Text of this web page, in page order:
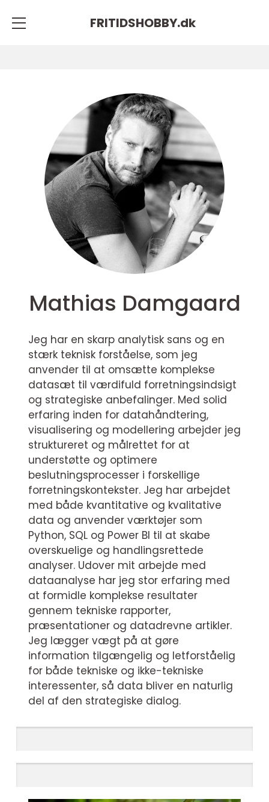
FRITIDSHOBBY.dk
Mathias Damgaard
Jeg har en skarp analytisk sans og en
stærk teknisk forståelse, som jeg
anvender til at omsætte komplekse
datasæt til værdifuld forretningsindsigt
og strategiske anbefalinger. Med solid
erfaring inden for datahåndtering,
visualisering og modellering arbejder jeg
struktureret og målrettet for at
understøtte og optimere
beslutningsprocesser i forskellige
forretningskontekster. Jeg har arbejdet
med både kvantitative og kvalitative
data og anvender værktøjer som
Python, SQL og Power BI til at skabe
overskuelige og handlingsrettede
analyser. Udover mit arbejde med
dataanalyse har jeg stor erfaring med
at formidle komplekse resultater
gennem tekniske rapporter,
præsentationer og datadrevne artikler.
Jeg lægger vægt på at gøre
information tilgængelig og letforståelig
for både tekniske og ikke-tekniske
interessenter, så data bliver en naturlig
del af den strategiske dialog.